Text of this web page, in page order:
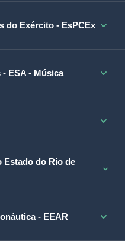
do Exército - EsPCEx
ESA - Música
do Rio de
- EEAR